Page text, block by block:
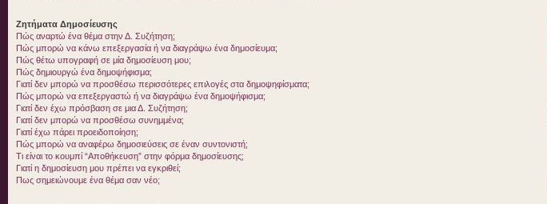
Ζητήματα Δημοσίευσης
Πώς αναρτώ ένα θέμα στην Δ. Συζήτηση;
Πώς μπορώ να κάνω επεξεργασία ή να διαγράψω ένα δημοσίευμα;
Πώς θέτω υπογραφή σε μία δημοσίευση μου;
Πώς δημιουργώ ένα δημοψήφισμα;
Γιατί δεν μπορώ να προσθέσω περισσότερες επιλογές στα δημοψηφίσματα;
Πώς μπορώ να επεξεργαστώ ή να διαγράψω ένα δημοψήφισμα;
Γιατί δεν έχω πρόσβαση σε μια Δ. Συζήτηση;
Γιατί δεν μπορώ να προσθέσω συνημμένα;
Γιατί έχω πάρει προειδοποίηση;
Πώς μπορώ να αναφέρω δημοσιεύσεις σε έναν συντονιστή;
Τι είναι το κουμπί “Αποθήκευση” στην φόρμα δημοσίευσης;
Γιατί η δημοσίευση μου πρέπει να εγκριθεί;
Πως σημειώνουμε ένα θέμα σαν νέο;